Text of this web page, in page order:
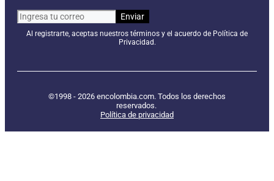
Al registrarte, aceptas nuestros términos y el acuerdo de Política de
Privacidad.
©1998 - 2026 encolombia.com. Todos los derechos
reservados.
Política de privacidad